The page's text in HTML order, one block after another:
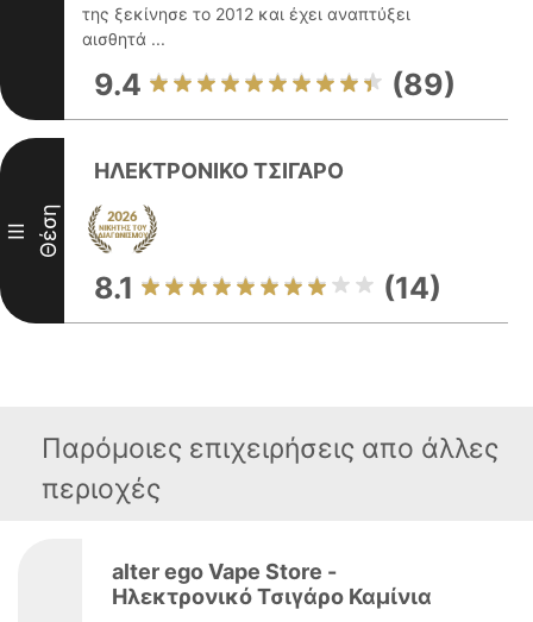
της ξεκίνησε το 2012 και έχει αναπτύξει
αισθητά ...
9.4 (89)
III Θέση
ΗΛΕΚΤΡΟΝΙΚΟ ΤΣΙΓΑΡΟ
8.1 (14)
Παρόμοιες επιχειρήσεις απο άλλες
περιοχές
alter ego Vape Store -
Ηλεκτρονικό Τσιγάρο Καμίνια